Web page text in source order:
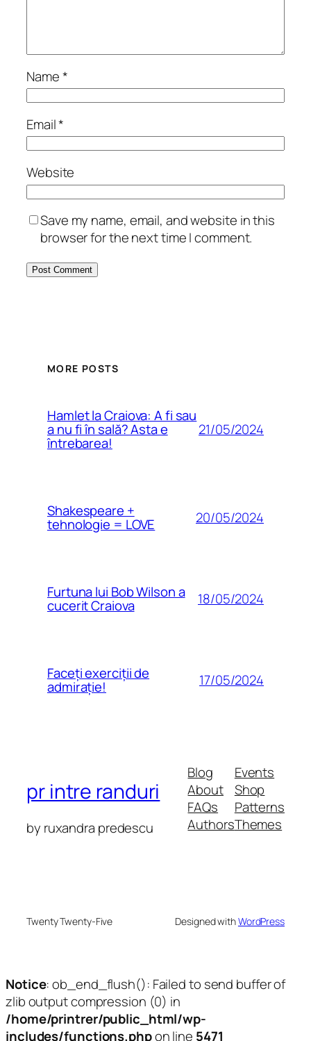
Name*
Email*
Website
Save my name, email, and website in this
browser for the next time I comment.
MORE POSTS
Hamlet la Craiova: A fi sau
a nu fi în sală? Asta e
întrebarea!
21/05/2024
Shakespeare +
tehnologie = LOVE 20/05/2024
Furtuna lui Bob Wilson a
cucerit Craiova 18/05/2024
Faceți exerciții de
admirație! 17/05/2024
pr intre randuri
by ruxandra predescu
Blog
About
FAQs
Authors
Events
Shop
Patterns
Themes
Twenty Twenty-Five Designed withWordPress
Notice: ob_end_flush(): Failed to send buffer of
zlib output compression (0) in
/home/printrer/public_html/wp-
includes/functions.phpon line 5471